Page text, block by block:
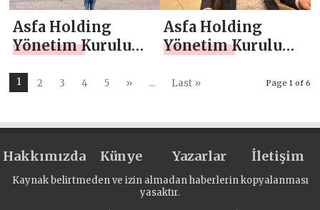
Asfa Holding
Yönetim Kurulu
Atasoy `dan 10
Anma Günü Mesajı
Asfa Holding
Yönetim Kurulu
Atasoy `dan 19
Günü Mesajı
Page 1 of 6
1 2 3 4 5 » ... Last »
Hakkımızda Künye Yazarlar İletişim
Kaynak belirtmeden ve izin almadan haberlerin kopyalanması
yasaktır.